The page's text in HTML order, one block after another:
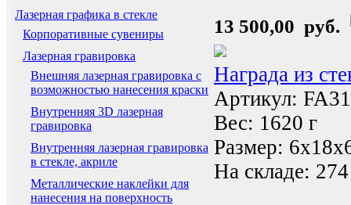
Лазерная графика в стекле
Корпоративные сувениры
Лазерная гравировка
Внешняя лазерная гравировка с
возможностью нанесения краски
Внутренняя 3D лазерная
гравировка
Внутренняя лазерная гравировка
в стекле, акриле
Металлические наклейки для
нанесения на поверхность
13 500,00 руб.
Награда из
Артикул:
Вес: 1620 г
Размер:
На складе: